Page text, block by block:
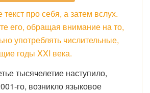
текст про себя, а затем вслух.
его, обращая внимание на то,
употреблять числительные,
годы XXI века.
тысячелетие наступило,
го, возникло языковое